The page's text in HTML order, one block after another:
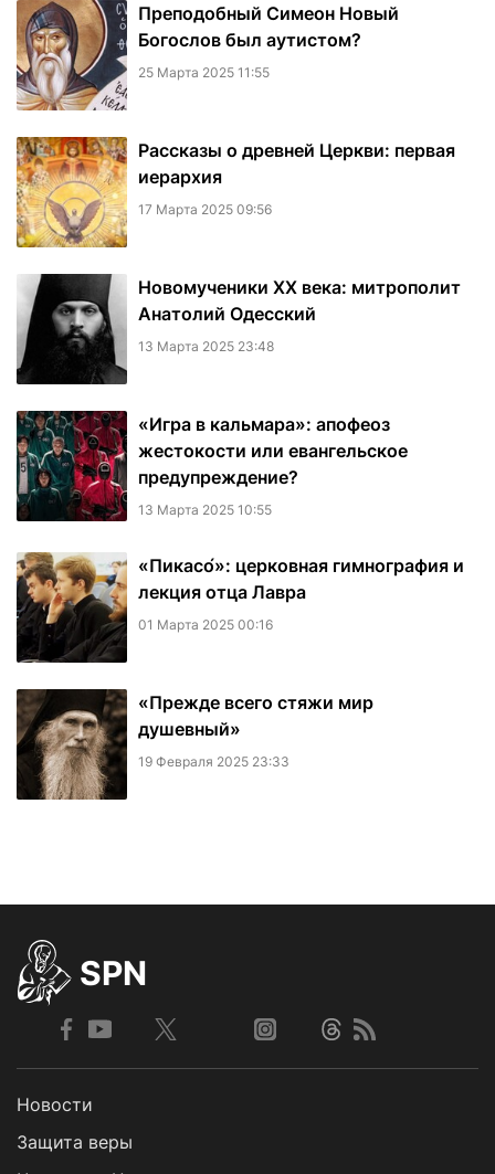
Преподобный Симеон Новый
Богослов был аутистом?
25 Марта 2025 11:55
Рассказы о древней Церкви: первая
иерархия
17 Марта 2025 09:56
Новомученики XX века: митрополит
Анатолий Одесский
13 Марта 2025 23:48
«Игра в кальмара»: апофеоз
жестокости или евангельское
предупреждение?
13 Марта 2025 10:55
«Пикасо́»: церковная гимнография и
лекция отца Лавра
01 Марта 2025 00:16
«Прежде всего стяжи мир
душевный»
19 Февраля 2025 23:33
SPN
Новости
Защита веры